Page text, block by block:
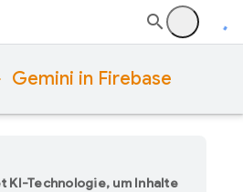
Gemini in Firebase
KI-Technologie, um Inhalte